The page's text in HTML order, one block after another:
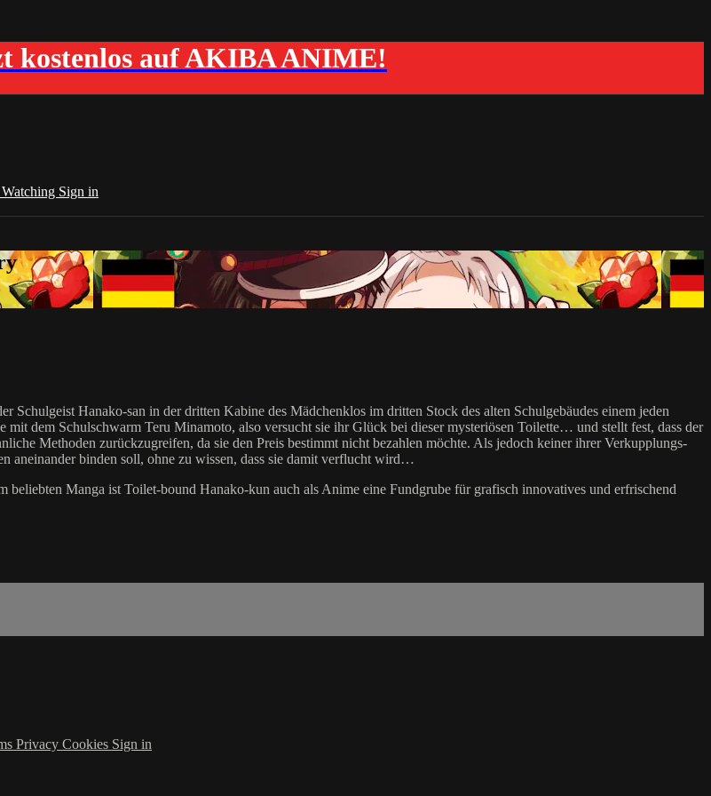
kostenlos auf AKIBA ANIME!
Watching Sign in
Schulgeist Hanako-san in der dritten Kabine des Mädchenklos im dritten Stock des alten Schulgebäudes einem jeden
dem Schulschwarm Teru Minamoto, also versucht sie ihr Glück bei dieser mysteriösen Toilette… und stellt fest, dass der
Methoden zurückzugreifen, da sie den Preis bestimmt nicht bezahlen möchte. Als jedoch keiner ihrer Verkupplungs-
aneinander binden soll, ohne zu wissen, dass sie damit verflucht wird…
beliebten Manga ist Toilet-bound Hanako-kun auch als Anime eine Fundgrube für grafisch innovatives und erfrischend
Privacy Cookies Sign in